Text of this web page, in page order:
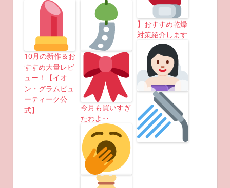
10月の新作＆お
すすめ大量レビ
ュー！【イオ
ン・グラムビュ
ーティーク公
式】
今月も買いすぎ
たわよ･･
】おすすめ乾燥
対策紹介します